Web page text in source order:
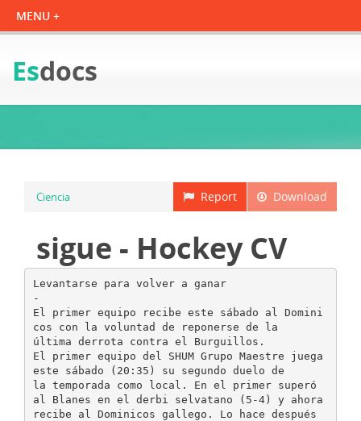
Esdocs
Download
Report
Ciencia
sigue - Hockey CV
Levantarse para volver a ganar
-
El primer equipo recibe este sábado al Domini
cos con la voluntad de reponerse de la
última derrota contra el Burguillos.
El primer equipo del SHUM Grupo Maestre juega
este sábado (20:35) su segundo duelo de
la temporada como local. En el primer superó
al Blanes en el derbi selvatano (5-4) y ahora
recibe al Dominicos gallego. Lo hace después